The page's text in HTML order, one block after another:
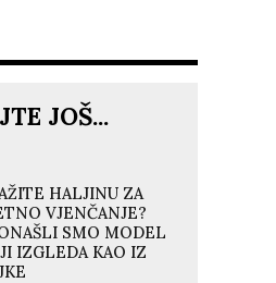
JOŠ...
HALJINU ZA
VJENČANJE?
SMO MODEL
IZGLEDA KAO IZ